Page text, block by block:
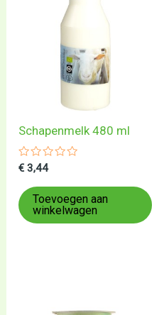
Schapenmelk 480 ml
Gewaardeerd
uit
5
€ 3,44
Toevoegen aan
winkelwagen